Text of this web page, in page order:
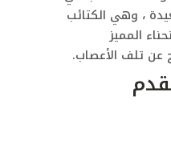
، وهي الكتائب
المميز
عن تلف الأعصاب.